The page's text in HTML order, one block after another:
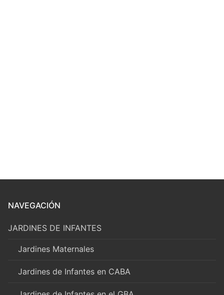
NAVEGACIÓN
JARDINES DE INFANTES
Jardines Maternales
Jardines de Infantes en CABA